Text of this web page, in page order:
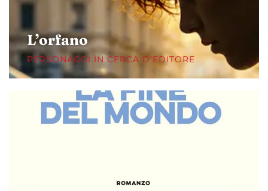
L’orfano
PERSONAGGI IN CERCA D’EDITORE